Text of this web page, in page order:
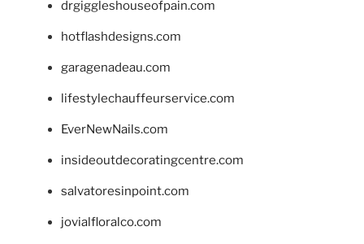
drgiggleshouseofpain.com
hotflashdesigns.com
garagenadeau.com
lifestylechauffeurservice.com
EverNewNails.com
insideoutdecoratingcentre.com
salvatoresinpoint.com
jovialfloralco.com